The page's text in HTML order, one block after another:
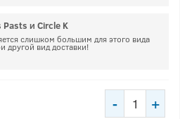
и Circle K
слишком большим для этого вида
другой вид доставки!
- +